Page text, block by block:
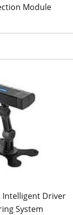
Module
Intelligent Driver
System